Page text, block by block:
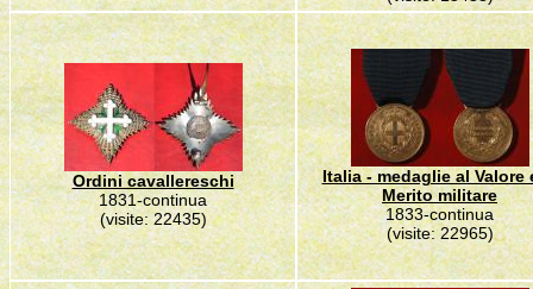
Ordini cavallereschi
1831-continua
(visite: 22435)
Italia - medaglie al Valore
Merito militare
1833-continua
(visite: 22965)